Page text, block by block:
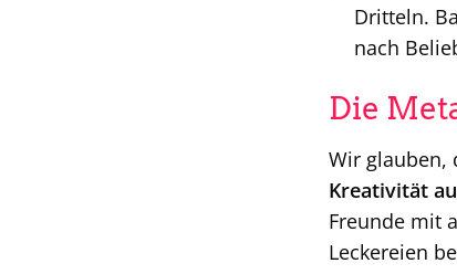
Dritteln.
nach
Die
Wir glauben,
Kreativität
Freunde mit
Leckereien